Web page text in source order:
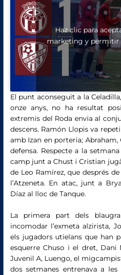
Haz clic para
marketing y permitir
El punt aconseguit a la
onze anys, no ha resultat
extremis del Roda envia al
descens. Ramón Llopis va
amb Izan en porteria;
defensa. Respecte a la
camp junt a Chust i Cristian
de Leo Ramírez, que després
l’Atzeneta. En atac, junt a
Díaz al lloc de Tanque.
La primera part dels
incomodar l’exmeta alzirista,
els jugadors utielans que han
esquerre Chuso i el dret, Dani
Juvenil A, Luengo, el
dos setmanes entrenava a